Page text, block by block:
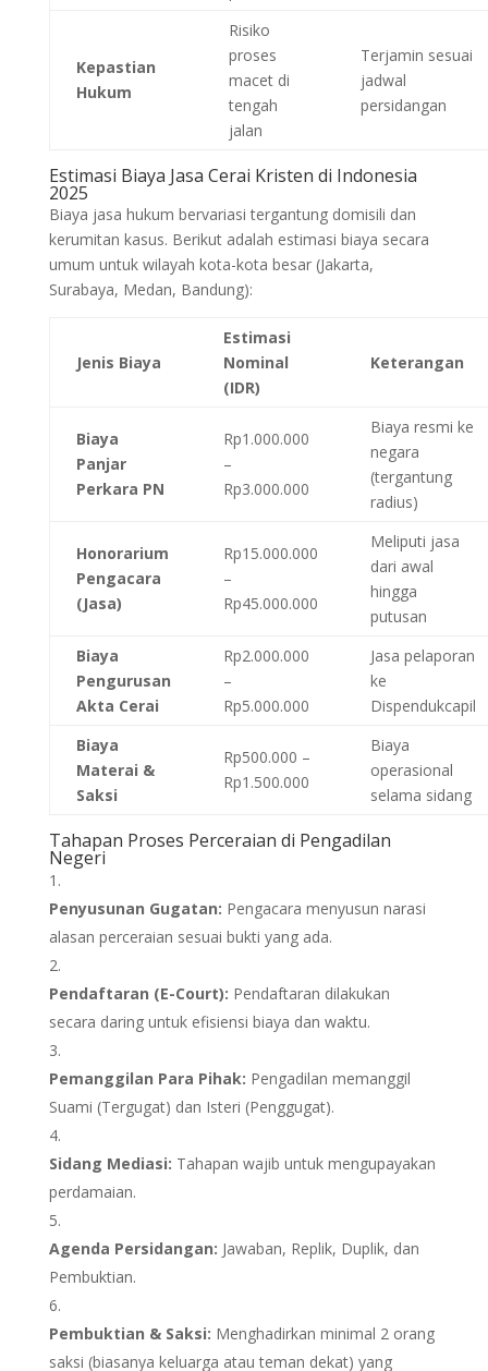
Kepastian
Hukum
Risiko
proses
macet di
tengah
jalan
Terjamin sesuai
jadwal
persidangan
Estimasi Biaya Jasa Cerai Kristen di Indonesia
2025
Biaya jasa hukum bervariasi tergantung domisili dan
kerumitan kasus. Berikut adalah estimasi biaya secara
umum untuk wilayah kota-kota besar (Jakarta,
Surabaya, Medan, Bandung):
Jenis Biaya
Estimasi
Nominal
(IDR)
Keterangan
Biaya
Panjar
Perkara PN
Rp1.000.000
–
Rp3.000.000
Biaya resmi ke
negara
(tergantung
radius)
Honorarium
Pengacara
(Jasa)
Rp15.000.000
–
Rp45.000.000
Meliputi jasa
dari awal
hingga
putusan
Biaya
Pengurusan
Akta Cerai
Rp2.000.000
–
Rp5.000.000
Jasa pelaporan
ke
Dispendukcapil
Biaya
Materai &
Saksi
Rp500.000 –
Rp1.500.000
Biaya
operasional
selama sidang
Tahapan Proses Perceraian di Pengadilan
Negeri
Penyusunan Gugatan: Pengacara menyusun narasi
alasan perceraian sesuai bukti yang ada.
Pendaftaran (E-Court): Pendaftaran dilakukan
secara daring untuk efisiensi biaya dan waktu.
Pemanggilan Para Pihak: Pengadilan memanggil
Suami (Tergugat) dan Isteri (Penggugat).
Sidang Mediasi: Tahapan wajib untuk mengupayakan
perdamaian.
Agenda Persidangan: Jawaban, Replik, Duplik, dan
Pembuktian.
Pembuktian & Saksi: Menghadirkan minimal 2 orang
saksi (biasanya keluarga atau teman dekat) yang